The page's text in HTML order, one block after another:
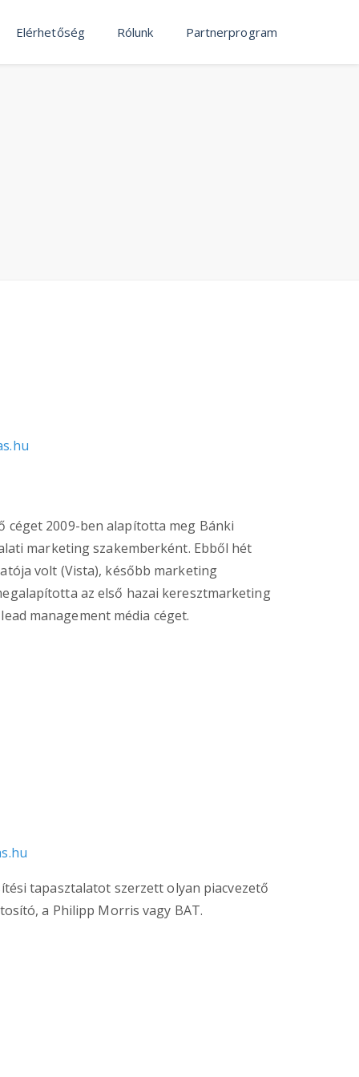
Elérhetőség Rólunk Partnerprogram
céget 2009-ben alapította meg Bánki
marketing szakemberként. Ebből hét
volt (Vista), később marketing
az első hazai keresztmarketing
management média céget.
tapasztalatot szerzett olyan piacvezető
a Philipp Morris vagy BAT.